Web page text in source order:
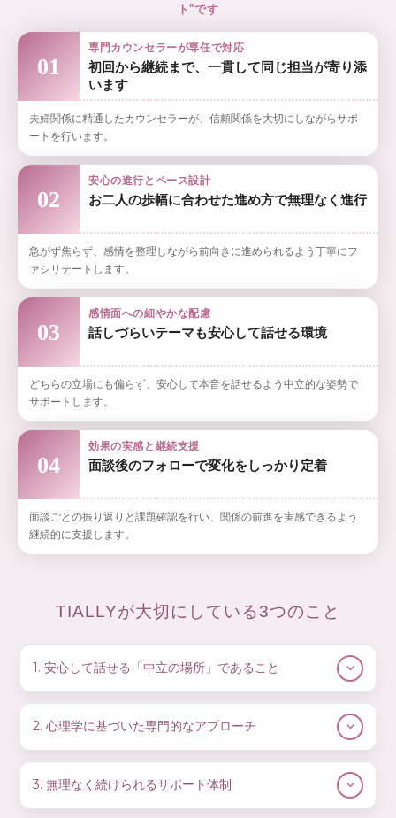
ト”です
01
専門カウンセラーが専任で対応
初回から継続まで、一貫して同じ担当が寄り添
います
夫婦関係に精通したカウンセラーが、信頼関係を大切にしながらサポ
ートを行います。
02
安心の進行とペース設計
お二人の歩幅に合わせた進め方で無理なく進行
急がず焦らず、感情を整理しながら前向きに進められるよう丁寧にフ
ァシリテートします。
03
感情面への細やかな配慮
話しづらいテーマも安心して話せる環境
どちらの立場にも偏らず、安心して本音を話せるよう中立的な姿勢で
サポートします。
04
効果の実感と継続支援
面談後のフォローで変化をしっかり定着
面談ごとの振り返りと課題確認を行い、関係の前進を実感できるよう
継続的に支援します。
TIALLYが大切にしている3つのこと
1. 安心して話せる「中立の場所」であること
夫婦の問題は、どちらが正しい・間違っているという単純
な話ではありません。TIALLYでは、一方の味方をするので
はなく、「お二人の関係が少しでも良くなること」を一番
のゴールに置いています。
怒りや悲しみ、不安、寂しさ、言えなかった本音も、その
2. 心理学に基づいた専門的なアプローチ
TIALLYでは、夫婦・カップルの関係に特化した心理学的な
視点から、「どこですれ違いが生まれているのか」「本当
3. 無理なく続けられるサポート体制